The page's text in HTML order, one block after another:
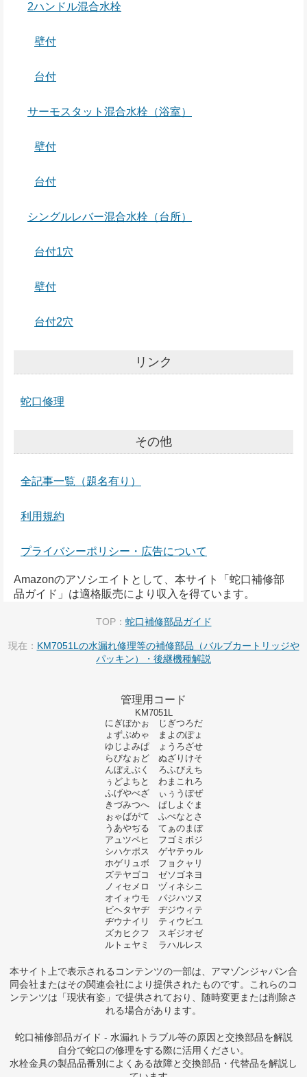
2ハンドル混合水栓
壁付
台付
サーモスタット混合水栓（浴室）
壁付
台付
シングルレバー混合水栓（台所）
台付1穴
壁付
台付2穴
リンク
蛇口修理
その他
全記事一覧（題名有り）
利用規約
プライバシーポリシー・広告について
Amazonのアソシエイトとして、本サイト「蛇口補修部
品ガイド」は適格販売により収入を得ています。
TOP： 蛇口補修部品ガイド
現在： KM7051Lの水漏れ修理等の補修部品（バルブカートリッジや
パッキン）・後継機種解説
管理用コード
KM7051L
にぎぼかぉ じぎつろだ
ょずぷめゃ まよのぽょ
ゆじよみぱ ょうろざせ
らびなぉど ぬざりけそ
んぼえぶく ろふびえち
ぅどよちと わまこれろ
ふげやべざ ぃぅうぼぜ
きづみつへ ぱしよぐま
ぉゃばがて ふぺなとさ
うあやぢる てぁのまぼ
アュツペヒ フゴミボジ
シハケポス ゲヤテゥル
ホゲリュボ フョクャリ
ズテヤゴコ ゼソゴネヨ
ノィセメロ ヅィネシニ
オイォウモ パジハツヌ
ビヘタヤヂ ヂジウィテ
ヂウナイリ ティウビユ
ズカヒクフ スギジオゼ
ルトェヤミ ラハルレス
本サイト上で表示されるコンテンツの一部は、アマゾンジャパン合
同会社またはその関連会社により提供されたものです。これらのコ
ンテンツは「現状有姿」で提供されており、随時変更または削除さ
れる場合があります。
蛇口補修部品ガイド - 水漏れトラブル等の原因と交換部品を解説
自分で蛇口の修理をする際に活用ください。
水栓金具の製品品番別によくある故障と交換部品・代替品を解説し